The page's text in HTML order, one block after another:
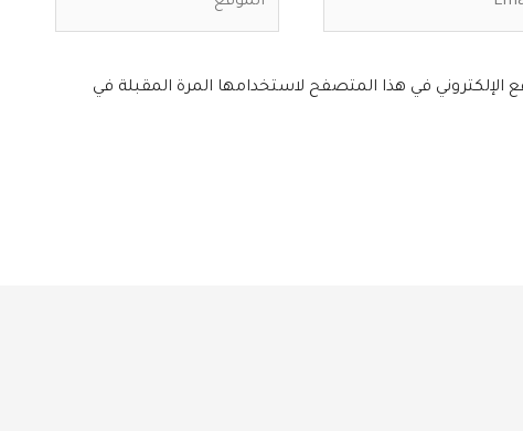
الإلكتروني في هذا المتصفح لاستخدامها المرة المقبلة في